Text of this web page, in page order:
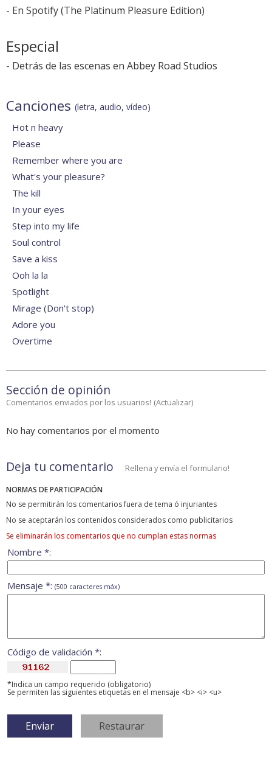
- En Spotify(The Platinum Pleasure Edition)
Especial
- Detrás de las escenas en Abbey Road Studios
Canciones (letra, audio, vídeo)
Hot n heavy
Please
Remember where you are
What's your pleasure?
The kill
In your eyes
Step into my life
Soul control
Save a kiss
Ooh la la
Spotlight
Mirage (Don't stop)
Adore you
Overtime
Sección de opinión
Comentarios enviados por los usuarios! (Actualizar)
No hay comentarios por el momento
Deja tu comentario Rellena y envía el formulario!
NORMAS DE PARTICIPACIÓN
No se permitirán los comentarios fuera de tema ó injuriantes
No se aceptarán los contenidos considerados como publicitarios
Se eliminarán los comentarios que no cumplan estas normas
Nombre *:
Mensaje *: (500 caracteres máx)
Código de validación *:
*Indica un campo requerido (obligatorio)
Se permiten las siguientes etiquetas en el mensaje <b> <i> <u>